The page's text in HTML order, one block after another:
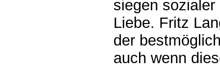
siegen
Liebe. Fritz
der
auch wenn